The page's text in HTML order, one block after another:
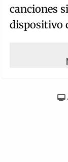
canciones
dispositivo